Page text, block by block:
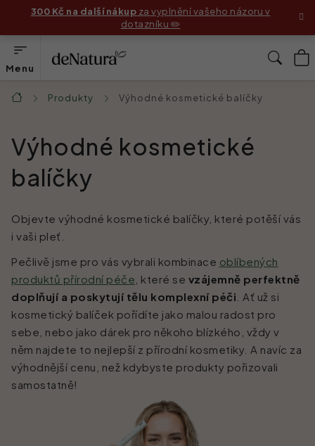
obsah
300 Kč na další nákup za vyplnění vašeho názoru v
dotazníku ✏️
Produkty
Jak používat produkty
Před & Po
Blog
Náš příběh
Kontakt
Produkty Výhodné kosmetické balíčky
Výhodné kosmetické
balíčky
Objevte výhodné kosmetické balíčky, které potěší vás
i vaši pleť.
Pečlivě jsme pro vás vybrali kombinace oblíbených
produktů přírodní péče , které se vzájemně perfektně
doplňují a poskytují tělu komplexní péči . Ať už si
kosmetický balíček pořídíte jako malou radost pro
sebe, nebo jako dárek pro někoho blízkého, vždy v
něm najdete to nejlepší z přírodní kosmetiky. A navíc za
výhodnější cenu, než kdybyste produkty pořizovali
samostatně!